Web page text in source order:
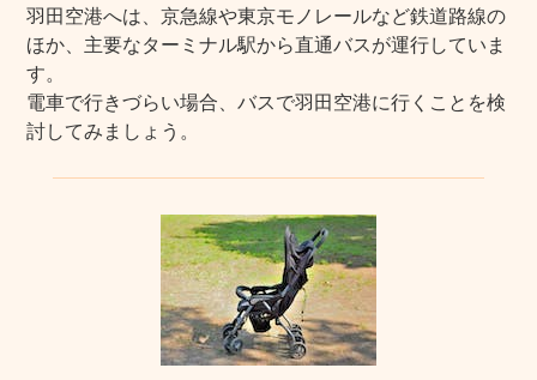
羽田空港へは、京急線や東京モノレールなど鉄道路線の
ほか、主要なターミナル駅から直通バスが運行していま
す。
電車で行きづらい場合、バスで羽田空港に行くことを検
討してみましょう。